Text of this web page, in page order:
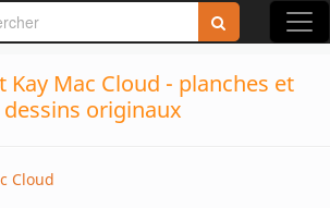
Kay Mac Cloud - planches et
dessins originaux
Cloud